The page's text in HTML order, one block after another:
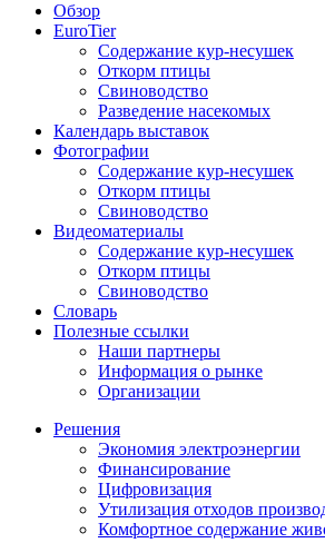
Обзор
EuroTier
Содержание кур-несушек
Откорм птицы
Свиноводство
Разведение насекомых
Календарь выставок
Фотографии
Содержание кур-несушек
Откорм птицы
Свиноводство
Видеоматериалы
Содержание кур-несушек
Откорм птицы
Свиноводство
Словарь
Полезные ссылки
Наши партнеры
Информация о рынке
Организации
Решения
Экономия электроэнергии
Финансирование
Цифровизация
Утилизация отходов
Комфортное содержание